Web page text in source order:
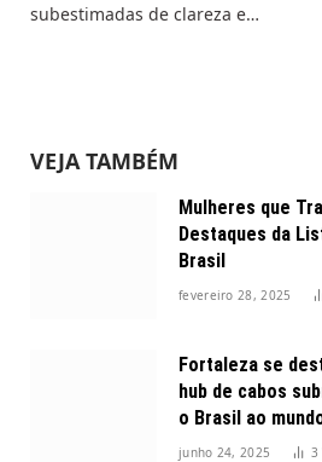
subestimadas de clareza e…
VEJA TAMBÉM
Mulheres que
Destaques da
Brasil
fevereiro 28, 2025
Fortaleza se
hub de cabos
o Brasil ao
junho 24, 2025 3